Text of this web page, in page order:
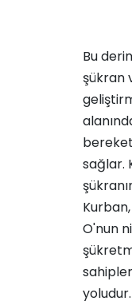
Bu
şükran
sağlar.
O'nun